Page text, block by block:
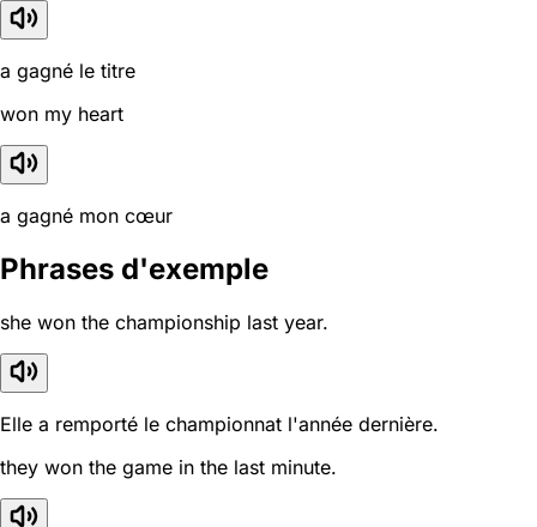
a gagné le titre
won my heart
a gagné mon cœur
Phrases d'exemple
she won the championship last year.
Elle a remporté le championnat l'année dernière.
they won the game in the last minute.